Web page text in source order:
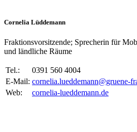
Cornelia Lüddemann
Fraktionsvorsitzende; Sprecherin für
und ländliche Räume
Tel.:
0391 560 4004
E-Mail: cornelia.lueddemann@gruene-
Web:
cornelia-lueddemann.de